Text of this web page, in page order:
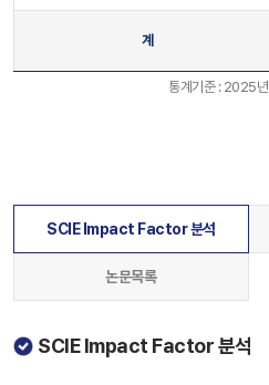
계
통계기준 : 2025
SCIE Impact Factor 분석
논문목록
SCIE Impact Factor 분석